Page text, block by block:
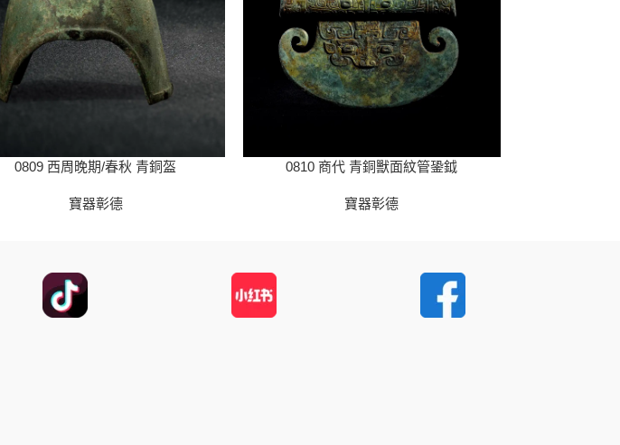
0809 西周晚期/春秋 青銅盔
寶器彰德
0810 商代 青銅獸面紋管銎鉞
寶器彰德